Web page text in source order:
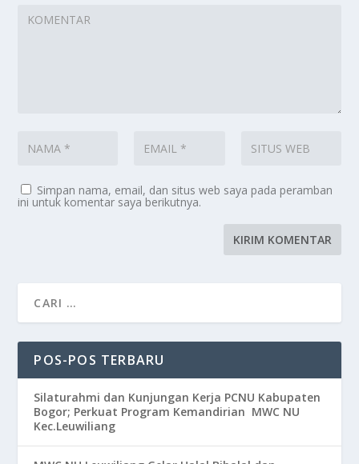
Simpan nama, email, dan situs web saya pada peramban
ini untuk komentar saya berikutnya.
POS-POS TERBARU
Silaturahmi dan Kunjungan Kerja PCNU Kabupaten
Bogor; Perkuat Program Kemandirian MWC NU
Kec.Leuwiliang